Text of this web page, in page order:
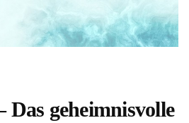
Das geheimnisvolle